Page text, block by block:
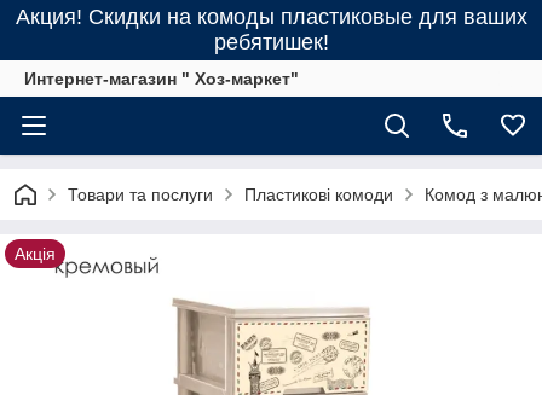
Акция! Скидки на комоды пластиковые для ваших
ребятишек!
Интернет-магазин " Хоз-маркет"
Товари та послуги Пластикові комоди Комод з
Акція